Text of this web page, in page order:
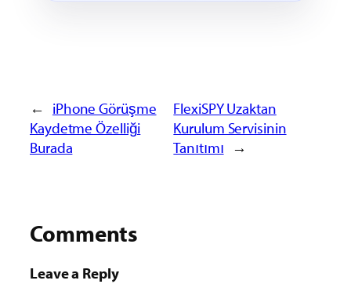
← iPhone Görüşme
Kaydetme Özelliği
Burada
FlexiSPY Uzaktan
Kurulum Servisinin
Tanıtımı →
Comments
Leave a Reply